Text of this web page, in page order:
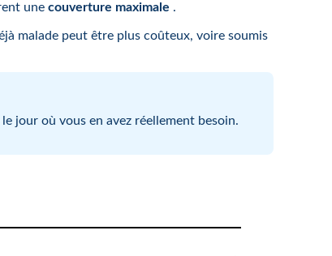
une couverture maximale .
malade peut être plus coûteux, voire soumis
jour où vous en avez réellement besoin.